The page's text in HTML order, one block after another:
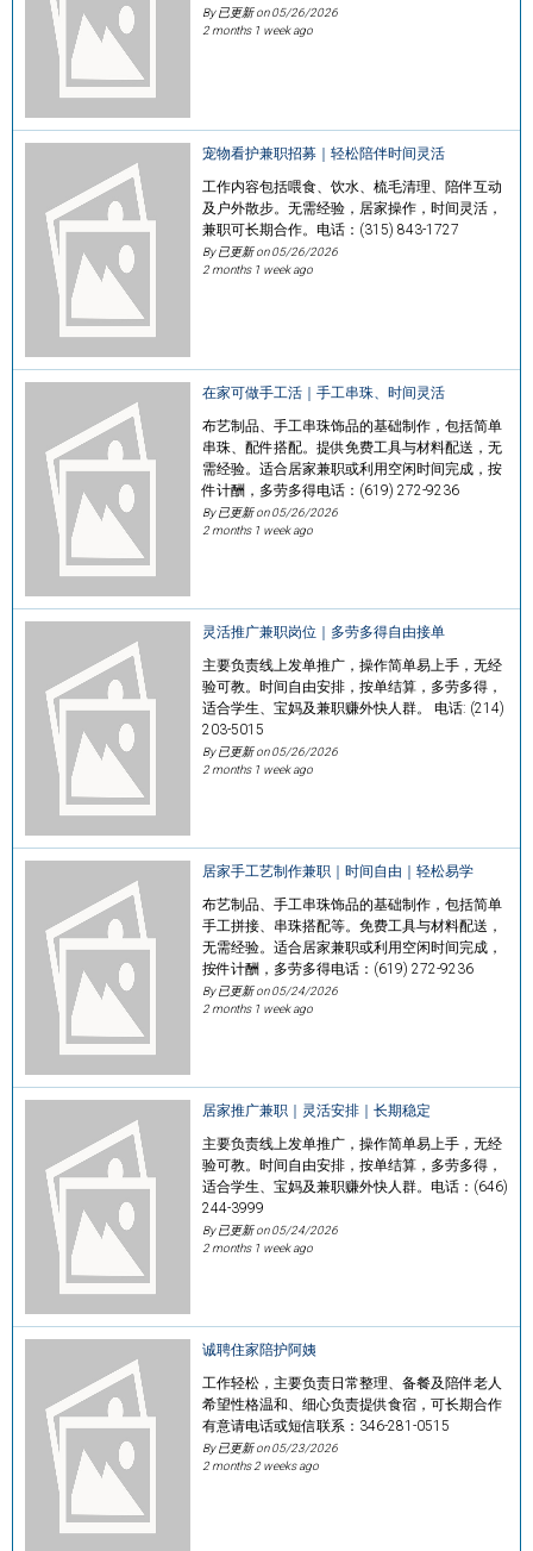
By 已更新 on05/26/2026
2 months 1 week ago
宠物看护兼职招募｜轻松陪伴时间灵活
工作内容包括喂食、饮水、梳毛清理、陪伴互动
及户外散步。无需经验，居家操作，时间灵活，
兼职可长期合作。电话：(315) 843-1727
By 已更新 on05/26/2026
2 months 1 week ago
在家可做手工活｜手工串珠、时间灵活
布艺制品、手工串珠饰品的基础制作，包括简单
串珠、配件搭配。提供免费工具与材料配送，无
需经验。适合居家兼职或利用空闲时间完成，按
件计酬，多劳多得电话：(619) 272-9236
By 已更新 on05/26/2026
2 months 1 week ago
灵活推广兼职岗位｜多劳多得自由接单
主要负责线上发单推广，操作简单易上手，无经
验可教。时间自由安排，按单结算，多劳多得，
适合学生、宝妈及兼职赚外快人群。 电话: (214)
203-5015
By 已更新 on05/26/2026
2 months 1 week ago
居家手工艺制作兼职｜时间自由｜轻松易学
布艺制品、手工串珠饰品的基础制作，包括简单
手工拼接、串珠搭配等。免费工具与材料配送，
无需经验。适合居家兼职或利用空闲时间完成，
按件计酬，多劳多得电话：(619) 272-9236
By 已更新 on05/24/2026
2 months 1 week ago
居家推广兼职｜灵活安排｜长期稳定
主要负责线上发单推广，操作简单易上手，无经
验可教。时间自由安排，按单结算，多劳多得，
适合学生、宝妈及兼职赚外快人群。电话：(646)
244-3999
By 已更新 on05/24/2026
2 months 1 week ago
诚聘住家陪护阿姨
工作轻松，主要负责日常整理、备餐及陪伴老人
希望性格温和、细心负责提供食宿，可长期合作
有意请电话或短信联系：346-281-0515
By 已更新 on05/23/2026
2 months 2 weeks ago